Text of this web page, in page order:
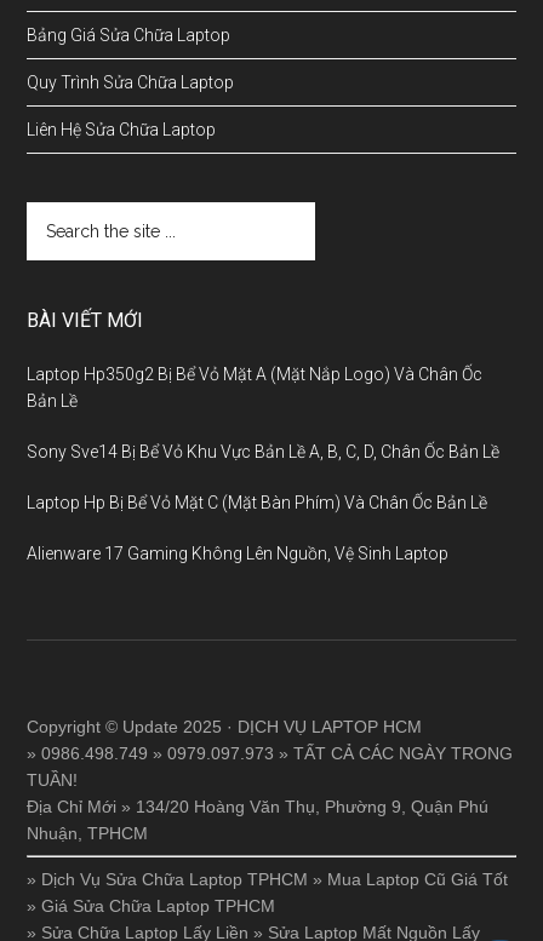
Bảng Giá Sửa Chữa Laptop
Quy Trình Sửa Chữa Laptop
Liên Hệ Sửa Chữa Laptop
BÀI VIẾT MỚI
Laptop Hp350g2 Bị Bể Vỏ Mặt A (Mặt Nắp Logo) Và Chân Ốc
Bản Lề
Sony Sve14 Bị Bể Vỏ Khu Vực Bản Lề A, B, C, D, Chân Ốc Bản Lề
Laptop Hp Bị Bể Vỏ Mặt C (Mặt Bàn Phím) Và Chân Ốc Bản Lề
Alienware 17 Gaming Không Lên Nguồn, Vệ Sinh Laptop
Copyright © Update 2025 · DỊCH VỤ LAPTOP HCM
» 0986.498.749 » 0979.097.973 » TẤT CẢ CÁC NGÀY TRONG
TUẦN!
Địa Chỉ Mới » 134/20 Hoàng Văn Thụ, Phường 9, Quận Phú
Nhuận, TPHCM
» Dịch Vụ Sửa Chữa Laptop TPHCM » Mua Laptop Cũ Giá Tốt
»Giá Sửa Chữa Laptop TPHCM
» Sửa Chữa Laptop Lấy Liền » Sửa Laptop Mất Nguồn Lấy